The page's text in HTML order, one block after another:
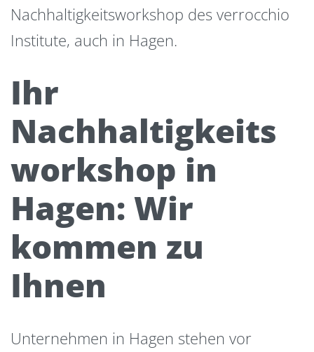
Nachhaltigkeitsworkshop des verrocchio
Institute, auch in Hagen.
Ihr
Nachhaltigkeits
workshop in
Hagen: Wir
kommen zu
Ihnen
Unternehmen in Hagen stehen vor